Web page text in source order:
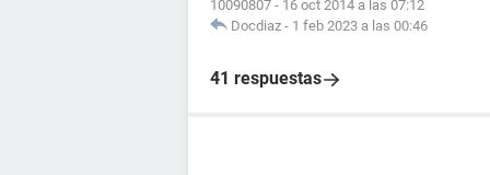
10090807 - 16 oct 2014 a las 07:12
Docdiaz - 1 feb 2023 a las 00:46
41 respuestas